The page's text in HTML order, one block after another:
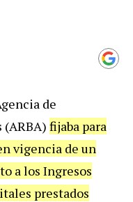
de
(ARBA) fijaba para
vigencia de un
a los Ingresos
prestados